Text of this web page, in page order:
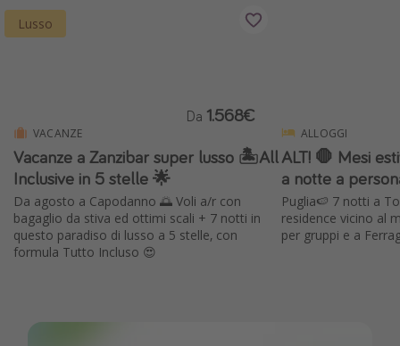
Lusso
VACANZE
Vacanze a Zanzibar super lusso 🏝️All
Inclusive in 5 stelle 🌟
Da agosto a Capodanno 🌅 Voli a/r con
bagaglio da stiva ed ottimi scali + 7 notti in
questo paradiso di lusso a 5 stelle, con
formula Tutto Incluso 😍
Da 1.568€
ALLOGGI
ALT! 🛑 Mesi
a notte a
Puglia🍉 7 notti a
residence vicino al
per gruppi e a